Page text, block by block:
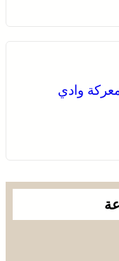
.. تخليد الذكرى الـ 448 لمعركة وادي
تجميع معطيات